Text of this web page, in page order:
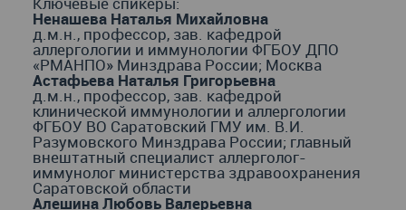
Ненашева Наталья Михайловна
д.м.н., профессор, зав. кафедрой
аллергологии и иммунологии ФГБОУ ДПО
«РМАНПО» Минздрава России; Москва
Астафьева Наталья Григорьевна
д.м.н., профессор, зав. кафедрой
клинической иммунологии и аллергологии
ФГБОУ ВО Саратовский ГМУ им. В.И.
Разумовского Минздрава России; главный
внештатный специалист аллерголог-
иммунолог министерства здравоохранения
Саратовской области
Алешина Любовь Валерьевна